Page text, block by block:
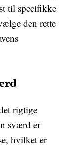
til specifikke
den rette
rigtige
sværd er
hvilket er